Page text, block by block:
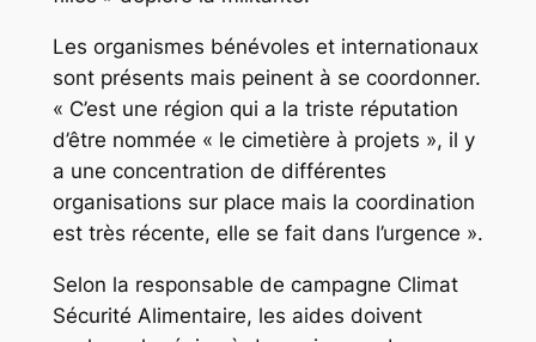
Les organismes bénévoles et internationaux
sont présents mais peinent à se coordonner.
« C’est une région qui a la triste réputation
d’être nommée « le cimetière à projets », il y
a une concentration de différentes
organisations sur place mais la coordination
est très récente, elle se fait dans l’urgence ».
Selon la responsable de campagne Climat
Sécurité Alimentaire, les aides doivent